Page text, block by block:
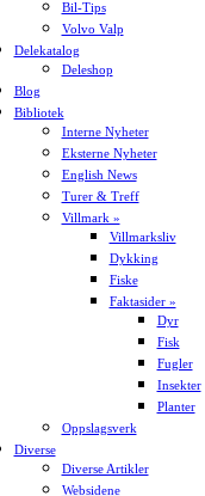
Bil-Tips
Volvo Valp
Delekatalog
Deleshop
Blog
Bibliotek
Interne Nyheter
Eksterne Nyheter
English News
Turer & Treff
Villmark »
Villmarksliv
Dykking
Fiske
Faktasider »
Dyr
Fisk
Fugler
Insekter
Planter
Oppslagsverk
Diverse
Diverse Artikler
Websidene